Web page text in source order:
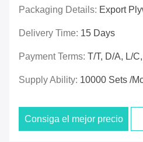
Packaging Details: Export
Delivery Time: 15 Days
Payment Terms: T/T, D/A, L/
Supply Ability: 10000 Sets /
Consiga el mejor precio